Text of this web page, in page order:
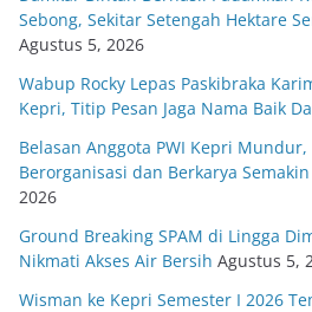
Sebong, Sekitar Setengah Hektare
Agustus 5, 2026
Wabup Rocky Lepas Paskibraka
Kepri, Titip Pesan Jaga Nama Baik
Belasan Anggota PWI Kepri
Berorganisasi dan Berkarya
2026
Ground Breaking SPAM di Lingga
Nikmati Akses Air Bersih Agustus 5,
Wisman ke Kepri Semester I 2026